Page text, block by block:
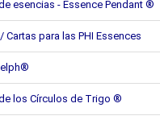
esencias - Essence Pendant ®
Cartas para las PHI Essences
los Círculos de Trigo ®